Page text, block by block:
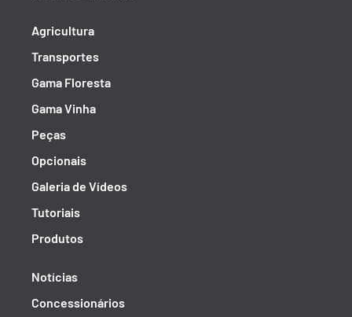
Agricultura
Transportes
Gama Floresta
Gama Vinha
Peças
Opcionais
Galeria de Vídeos
Tutoriais
Produtos
Notícias
Concessionários